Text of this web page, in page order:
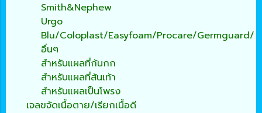
Smith&Nephew
Urgo
Blu/Coloplast/Easyfoam/Procare/Germguard/
อื่นๆ
สำหรับแผลที่ก้นกก
สำหรับแผลที่ส้นเท้า
สำหรับแผลเป็นโพรง
เจลขจัดเนื้อตาย/เรียกเนื้อดี